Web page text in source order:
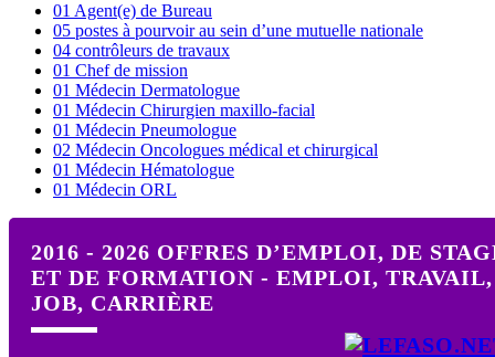
01 Agent(e) de Bureau
05 postes à pourvoir au sein d’une mutuelle nationale
04 contrôleurs de travaux
01 Chef de mission
01 Médecin Dermatologue
01 Médecin Chirurgien maxillo-facial
01 Médecin Pneumologue
02 Médecin Oncologues médical et chirurgical
01 Médecin Hématologue
01 Médecin ORL
2016 - 2026 OFFRES D’EMPLOI, DE
ET DE FORMATION - EMPLOI, TRAVAIL,
JOB, CARRIÈRE